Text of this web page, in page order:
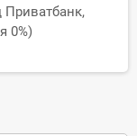
Приватбанк,
0%)